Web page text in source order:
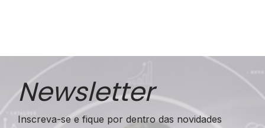
Newsletter
Inscreva-se e fique por dentro das novidades